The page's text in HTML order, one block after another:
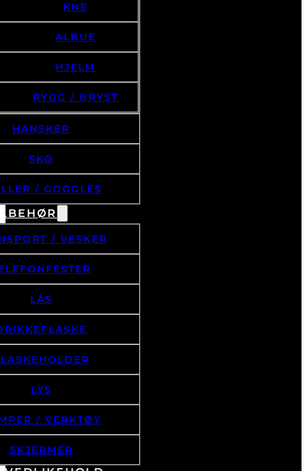
KNE
ALBUE
HJELM
RYGG / BRYST
HANSKER
SKO
/ GOGGLES
/ VESKER
LÅS
LYS
/ VERKTØY
SKJERMER